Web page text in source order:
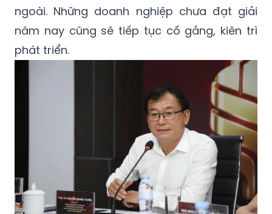
ngoài. Những doanh nghiệp chưa đạt giải
năm nay cũng sẽ tiếp tục cố gắng, kiên trì
phát triển.